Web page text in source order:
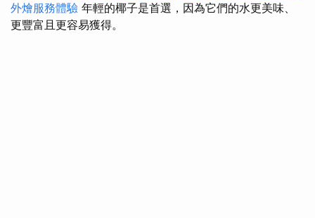
外燴服務體驗 年輕的椰子是首選，因為它們的水更美味、
更豐富且更容易獲得。